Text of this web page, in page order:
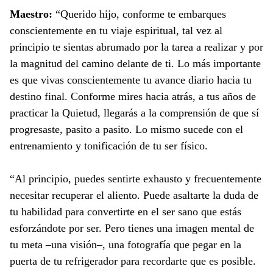
Maestro: “Querido hijo, conforme te embarques
conscientemente en tu viaje espiritual, tal vez al
principio te sientas abrumado por la tarea a realizar y por
la magnitud del camino delante de ti. Lo más importante
es que vivas conscientemente tu avance diario hacia tu
destino final. Conforme mires hacia atrás, a tus años de
practicar la Quietud, llegarás a la comprensión de que sí
progresaste, pasito a pasito. Lo mismo sucede con el
entrenamiento y tonificación de tu ser físico.
“Al principio, puedes sentirte exhausto y frecuentemente
necesitar recuperar el aliento. Puede asaltarte la duda de
tu habilidad para convertirte en el ser sano que estás
esforzándote por ser. Pero tienes una imagen mental de
tu meta –una visión–, una fotografía que pegar en la
puerta de tu refrigerador para recordarte que es posible.